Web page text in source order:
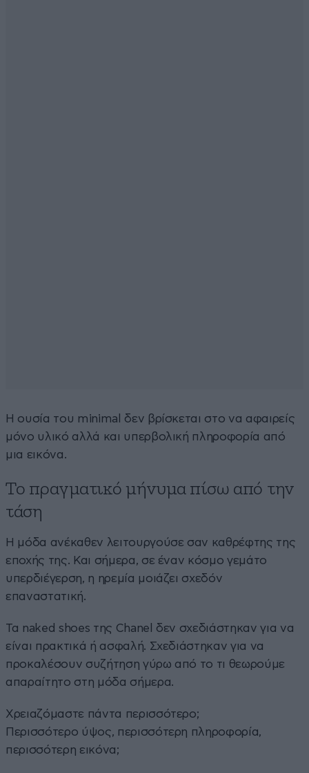
Η ουσία του minimal δεν βρίσκεται στο να αφαιρείς
μόνο υλικό αλλά και υπερβολική πληροφορία από
μια εικόνα.
Το πραγματικό μήνυμα πίσω από την
τάση
Η μόδα ανέκαθεν λειτουργούσε σαν καθρέφτης της
εποχής της. Και σήμερα, σε έναν κόσμο γεμάτο
υπερδιέγερση, η ηρεμία μοιάζει σχεδόν
επαναστατική.
Τα naked shoes της Chanel δεν σχεδιάστηκαν για να
είναι πρακτικά ή ασφαλή. Σχεδιάστηκαν για να
προκαλέσουν συζήτηση γύρω από το τι θεωρούμε
απαραίτητο στη μόδα σήμερα.
Χρειαζόμαστε πάντα περισσότερο;
Περισσότερο ύψος, περισσότερη πληροφορία,
περισσότερη εικόνα;